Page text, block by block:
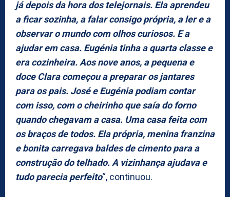
já depois da hora dos telejornais. Ela aprendeu
a ficar sozinha, a falar consigo própria, a ler e a
observar o mundo com olhos curiosos. E a
ajudar em casa. Eugénia tinha a quarta classe e
era cozinheira. Aos nove anos, a pequena e
doce Clara começou a preparar os jantares
para os pais. José e Eugénia podiam contar
com isso, com o cheirinho que saía do forno
quando chegavam a casa. Uma casa feita com
os braços de todos. Ela própria, menina franzina
e bonita carregava baldes de cimento para a
construção do telhado. A vizinhança ajudava e
tudo parecia perfeito“, continuou.